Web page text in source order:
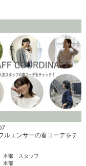
ルエンサーの春コーデをチ
本部 スタッフ
本部